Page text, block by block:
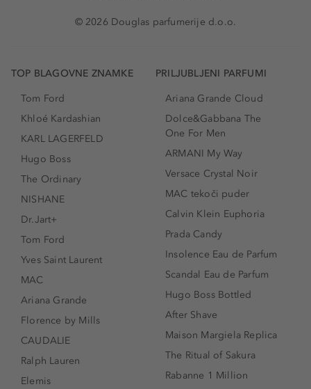
© 2026 Douglas parfumerije d.o.o.
TOP BLAGOVNE ZNAMKE
Tom Ford
Khloé Kardashian
KARL LAGERFELD
Hugo Boss
The Ordinary
NISHANE
Dr.Jart+
Tom Ford
Yves Saint Laurent
MAC
Ariana Grande
Florence by Mills
CAUDALIE
Ralph Lauren
Elemis
PRILJUBLJENI PARFUMI
Ariana Grande Cloud
Dolce&Gabbana The
One For Men
ARMANI My Way
Versace Crystal Noir
MAC tekoči puder
Calvin Klein Euphoria
Prada Candy
Insolence Eau de Parfum
Scandal Eau de Parfum
Hugo Boss Bottled
After Shave
Maison Margiela Replica
The Ritual of Sakura
Rabanne 1 Million